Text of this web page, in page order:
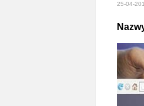
25-04-